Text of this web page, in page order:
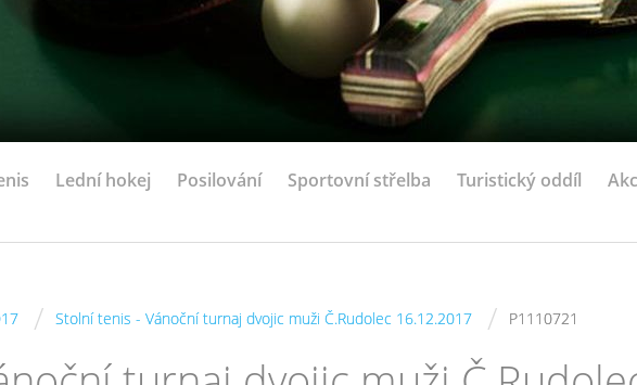
Lední hokej Posilování Sportovní střelba Turistický oddíl
/ Stolní tenis - Vánoční turnaj dvojic muži Č.Rudolec 16.12.2017 / P1110721